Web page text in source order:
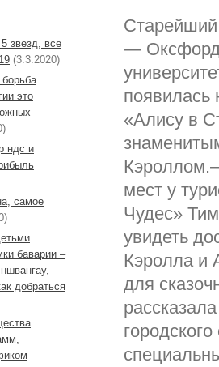
— Оксфорд
появилась
«Алису в
мест у
Чудес»
увидеть
Кэролла и
для
звезд, все
(3.3.2020)
это
ндс и
самое
баварии –
добраться